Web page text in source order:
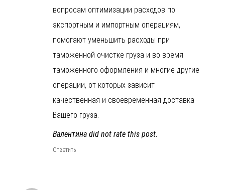
вопросам оптимизации расходов по
экспортным и импортным операциям,
помогают уменьшить расходы при
таможенной очистке груза и во время
таможенного оформления и многие другие
операции, от которых зависит
качественная и своевременная доставка
Вашего груза.
Валентина did not rate this post.
Ответить